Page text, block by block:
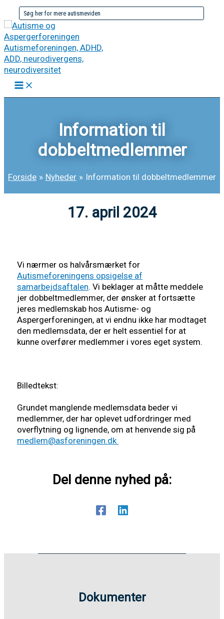
til
indholdet
Søg
efter:
Information til
dobbeltmedlemmer
Forside Nyheder Information til dobbeltmedlemmer
17. april 2024
Vi nærmer os halvårsmærket for
Autismeforeningens opsigelse af
samarbejdsaftalen. Vi beklager at måtte meddele
jer dobbeltmedlemmer, der ønsker at fortsætte
jeres medlemskab hos Autisme- og
Aspergerforeningen, at vi endnu ikke har modtaget
den medlemsdata, der er helt essentiel for at
kunne overfører medlemmer i vores eget system.
Billedtekst:
Grundet manglende medlemsdata beder vi
medlemmer, der har oplevet udfordringer med
overflytning og lignende, om at henvende sig på
medlem@asforeningen.dk
Del denne nyhed på:
Dokumenter